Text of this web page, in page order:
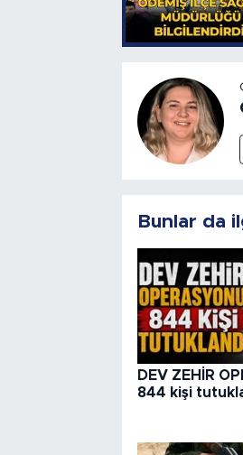
Bunlar da
DEV ZEHİR
844 kişi